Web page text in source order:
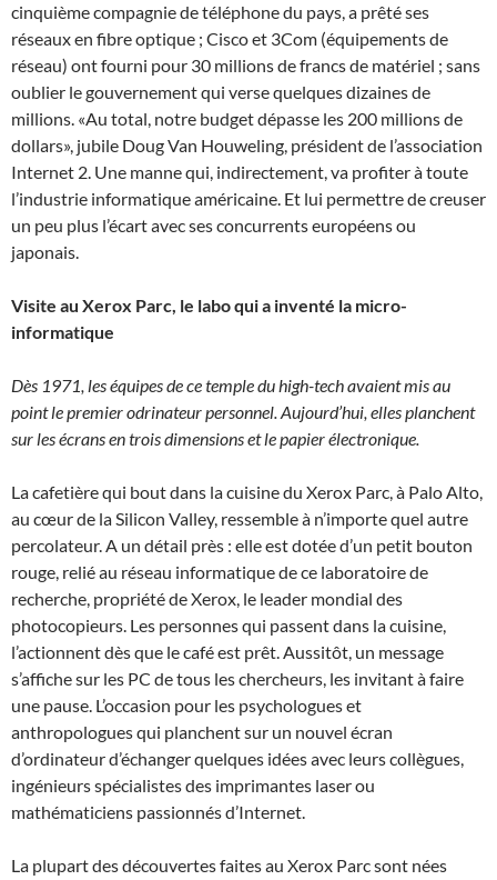
cinquième compagnie de téléphone du pays, a prêté ses
réseaux en fibre optique ; Cisco et 3Com (équipements de
réseau) ont fourni pour 30 millions de francs de matériel ; sans
oublier le gouvernement qui verse quelques dizaines de
millions. «Au total, notre budget dépasse les 200 millions de
dollars», jubile Doug Van Houweling, président de l’association
Internet 2. Une manne qui, indirectement, va profiter à toute
l’industrie informatique américaine. Et lui permettre de creuser
un peu plus l’écart avec ses concurrents européens ou
japonais.
Visite au Xerox Parc, le labo qui a inventé la micro-
informatique
Dès 1971, les équipes de ce temple du high-tech avaient mis au
point le premier odrinateur personnel. Aujourd’hui, elles planchent
sur les écrans en trois dimensions et le papier électronique.
La cafetière qui bout dans la cuisine du Xerox Parc, à Palo Alto,
au cœur de la Silicon Valley, ressemble à n’importe quel autre
percolateur. A un détail près : elle est dotée d’un petit bouton
rouge, relié au réseau informatique de ce laboratoire de
recherche, propriété de Xerox, le leader mondial des
photocopieurs. Les personnes qui passent dans la cuisine,
l’actionnent dès que le café est prêt. Aussitôt, un message
s’affiche sur les PC de tous les chercheurs, les invitant à faire
une pause. L’occasion pour les psychologues et
anthropologues qui planchent sur un nouvel écran
d’ordinateur d’échanger quelques idées avec leurs collègues,
ingénieurs spécialistes des imprimantes laser ou
mathématiciens passionnés d’Internet.
La plupart des découvertes faites au Xerox Parc sont nées